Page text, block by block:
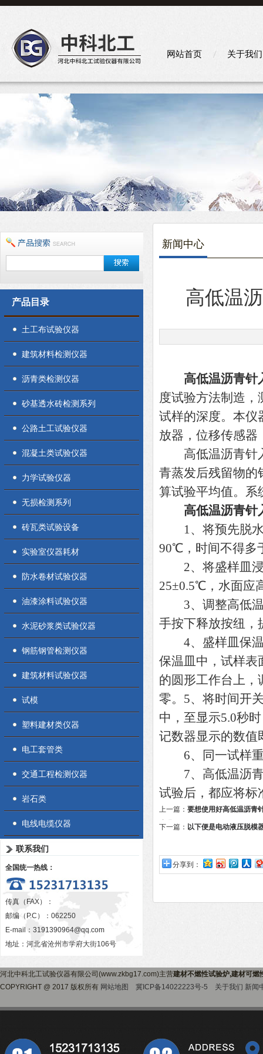
网站首页 关于我们
产品目录
土工布试验仪器
建筑材料检测仪器
沥青类检测仪器
砂基透水砖检测系列
公路土工试验仪器
混凝土类试验仪器
力学试验仪器
无损检测系列
砖瓦类试验设备
实验室仪器耗材
防水卷材试验仪器
油漆涂料试验仪器
水泥砂浆类试验仪器
钢筋钢管检测仪器
建筑材料试验仪器
试模
塑料建材类仪器
电工套管类
交通工程检测仪器
岩石类
电线电缆仪器
联系我们
全国统一热线：
传真（FAX）：
邮编（P.C）：062250
E-mail： 3191390964@qq.com
地址：河北省沧州市学府大街106号
新闻中心
高低温
高低温沥青针
度试验方法制造
试样的深度。本仪
放器，位移传感器
高低温沥青针入
青蒸发后残留物的
算试验平均值。系
高低温沥青针
1、将预先脱水
90℃，时间不得多
2、将盛样皿浸
25±0.5℃，水面应
3、调整高低温
手按下释放按纽，
4、盛样皿保温
保温皿中，试样表
的圆形工作台上，
零。5、将时间开
中，至显示5.0秒
记数器显示的数值
6、同一试样重
7、高低温沥青
试验后，都应将标
上一篇： 要想使用好高低温沥青
步骤
下一篇： 以下便是电动液压脱模
分享到：
河北中科北工试验仪器有限公司(www.zkbg17.com)主营建材不燃性试验炉,建材可燃
COPYRIGHT @ 2017 版权所有 网站地图 冀ICP备14022223号-5 关于我们 新闻